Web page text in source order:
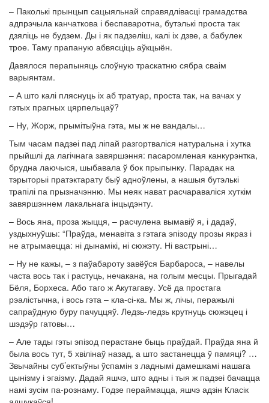
– Паколькі прынцып сацыяльнай справядлівасці грамадства
адпрэчыла канчаткова і беспаваротна, бутэлькі проста так
дзяліць не будзем. Ды і як падзеліш, калі іх дзве, а бабулек
трое. Таму прапаную абвясціць аўкцыён.
Давялося перапыняць слоўную траскатню сябра сваім
варыянтам.
­– А што калі пляснуць іх аб тратуар, проста так, на вачах у
гэтых прагных цярпельцаў?
– Ну, Жорж, прымітыўна гэта, мы ж не вандалы…
Тым часам падзеі пад ліпай разгортваліся натуральна і хутка
прыйшлі да лагічнага завяршэння: пасаромленая канкурэнтка,
брудна лаючыся, шыбавала ў бок прыпынку. Парадак на
тэрыторыі пратэктарату быў адноўлены, а нашыя бутэлькі
трапілі па прызначэнню. Мы неяк нават расчараваліся хуткім
завяршэннем лакальнага інцыдэнту.
– Вось яна, проза жыцця, – расчулена вымавіў я, і дадаў,
уздыхнуўшы: “Праўда, менавіта з гэтага эпізоду прозы якраз і
не атрымаецца: ні дынамікі, ні сюжэту. Ні вастрыні…
– Ну не кажы, – з паўабароту завёўся Барбароса, ­– навелы
часта вось так і растуць, нечакана, на голым месцы. Прыгадай
Бёля, Борхеса. Або таго ж Акутагаву. Усё да простага
рэалістычна, і вось гэта – кла-сі-ка. Мы ж, лічы, перажылі
сапраўдную буру пачуццяў. Ледзь-ледзь крутнуць сюжэцец і
шэдэўр гатовы…
– Але тады гэты эпізод перастане быць праўдай. Праўда яна й
была вось тут, 5 хвілінаў назад, а што застанецца ў памяці? …
Звычайны суб’ектыўны ўспамін з ладнымі дамешкамі нашага
цынізму і эгаізму. Дадай яшчэ, што адны і тыя ж падзеі бачацца
намі зусім па-рознаму. Годзе пераймацца, яшчэ адзін Класік